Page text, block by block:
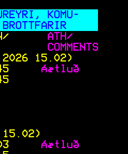
KOMU-
BROTTFARIR
      ATH/
      COMMENTS
15.02)
Áætluð
15.02)
Áætluð